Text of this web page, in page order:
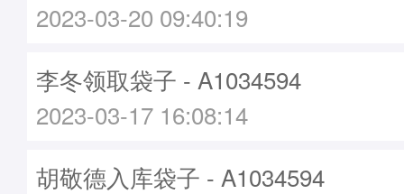
2023-03-20 09:40:19
李冬领取袋子 - A1034594
2023-03-17 16:08:14
胡敬德入库袋子 - A1034594